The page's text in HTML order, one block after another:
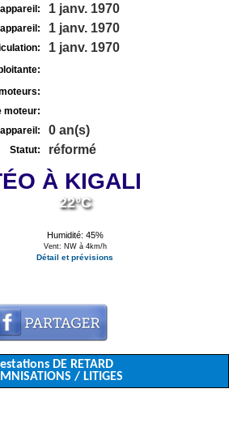
1 janv. 1970
1 janv. 1970
1 janv. 1970
moteur:
0 an(s)
Statut: réformé
À KIGALI
22°C
Humidité: 45%
Vent: NW à 4km/h
Détail et prévisions
DE RETARD
/ LITIGES